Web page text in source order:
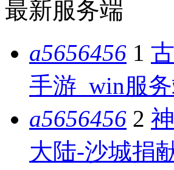
最新服务端
a5656456 1
手游_win服
a5656456 2
大陆-沙城捐